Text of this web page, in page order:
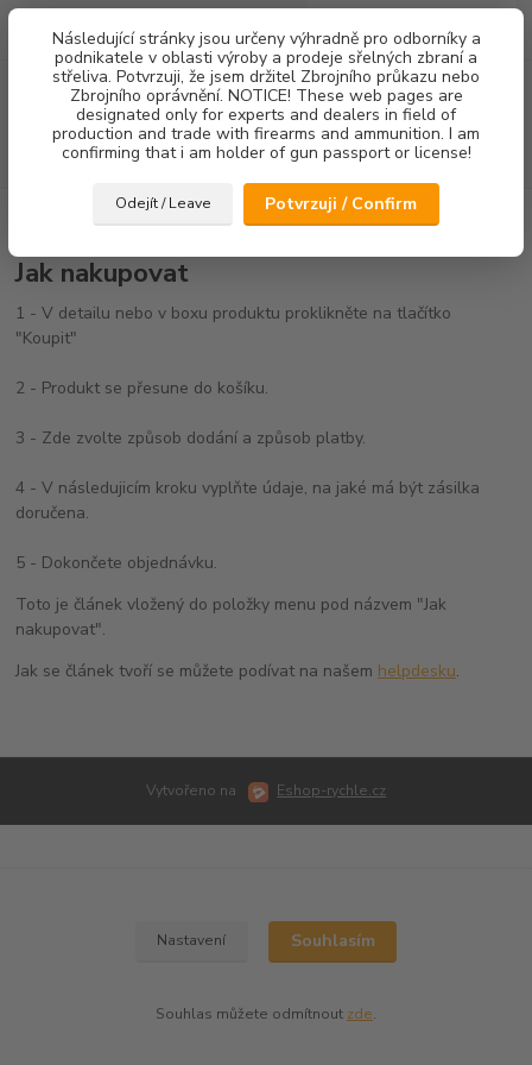
Následující stránky jsou určeny výhradně pro odborníky a
podnikatele v oblasti výroby a prodeje sřelných zbraní a
střeliva. Potvrzuji, že jsem držitel Zbrojního průkazu nebo
Zbrojního oprávnění. NOTICE! These web pages are
designated only for experts and dealers in field of
production and trade with firearms and ammunition. I am
confirming that i am holder of gun passport or license!
Odejít / Leave Potvrzuji / Confirm
Menu
Hledat
za0,00 Kč
Jak nakupovat
Jak nakupovat
1 - V detailu nebo v boxu produktu proklikněte na tlačítko
"Koupit"
2 - Produkt se přesune do košíku.
3 - Zde zvolte způsob dodání a způsob platby.
4 - V následujicím kroku vyplňte údaje, na jaké má být zásilka
doručena.
5 - Dokončete objednávku.
Toto je článek vložený do položky menu pod názvem "Jak
nakupovat".
Jak se článek tvoří se můžete podívat na našem helpdesku.
Vytvořeno na Eshop-rychle.cz
Nastavení Souhlasím
Souhlas můžete odmítnout zde.